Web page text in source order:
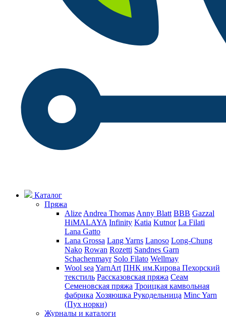
Каталог
Пряжа
Alize Andrea Thomas Anny Blatt BBB Gazzal
HiMALAYA Infinity Katia Kutnor La Filati
Lana Gatto
Lana Grossa Lang Yarns Lanoso Long-Chung
Nako Rowan Rozetti Sandnes Garn
Schachenmayr Solo Filato Wellmay
Wool sea YarnArt ПНК им.Кирова Пехорский
текстиль Рассказовская пряжа Сеам
Семеновская пряжа Троицкая камвольная
фабрика Хозяюшка Рукодельница Minc Yarn
(Пух норки)
Журналы и каталоги